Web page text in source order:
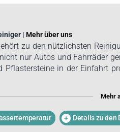
| Mehr über uns
zu den nützlichsten
nur Autos und Fahrräder
Pflastersteine in der Einfahrt
im Test unter die Lupe
als auch Geräte mit
sowie zentrale Faktoren,
zu beachten sind, werden
Mehr
Details zu den